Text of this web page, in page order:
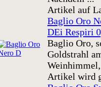
Artikel auf
Baglio Oro
DEi Respiri
Baglio Oro,
Goldstrahl
Artikel wird